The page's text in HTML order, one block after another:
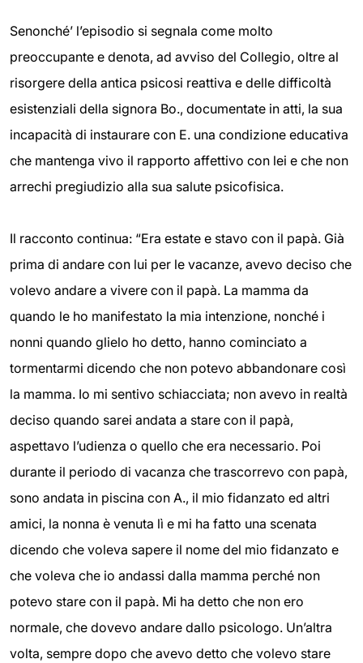
Senonché’ l’episodio si segnala come molto
preoccupante e denota, ad avviso del Collegio, oltre al
risorgere della antica psicosi reattiva e delle difficoltà
esistenziali della signora Bo., documentate in atti, la sua
incapacità di instaurare con E. una condizione educativa
che mantenga vivo il rapporto affettivo con lei e che non
arrechi pregiudizio alla sua salute psicofisica.
Il racconto continua: “Era estate e stavo con il papà. Già
prima di andare con lui per le vacanze, avevo deciso che
volevo andare a vivere con il papà. La mamma da
quando le ho manifestato la mia intenzione, nonché i
nonni quando glielo ho detto, hanno cominciato a
tormentarmi dicendo che non potevo abbandonare così
la mamma. Io mi sentivo schiacciata; non avevo in realtà
deciso quando sarei andata a stare con il papà,
aspettavo l’udienza o quello che era necessario. Poi
durante il periodo di vacanza che trascorrevo con papà,
sono andata in piscina con A., il mio fidanzato ed altri
amici, la nonna è venuta lì e mi ha fatto una scenata
dicendo che voleva sapere il nome del mio fidanzato e
che voleva che io andassi dalla mamma perché non
potevo stare con il papà. Mi ha detto che non ero
normale, che dovevo andare dallo psicologo. Un’altra
volta, sempre dopo che avevo detto che volevo stare